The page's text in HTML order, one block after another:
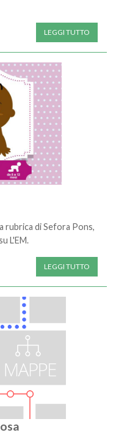
LEGGI TUTTO
rubrica di Sefora Pons,
L'EM.
LEGGI TUTTO